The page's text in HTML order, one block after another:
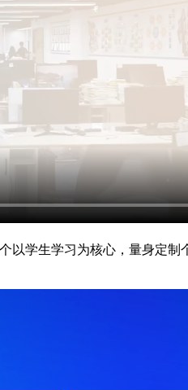
学生学习为核心，量身定